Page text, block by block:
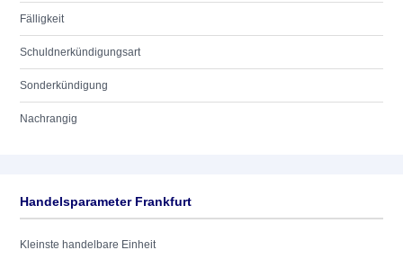
Fälligkeit
Schuldnerkündigungsart
Sonderkündigung
Nachrangig
Handelsparameter Frankfurt
Kleinste handelbare Einheit